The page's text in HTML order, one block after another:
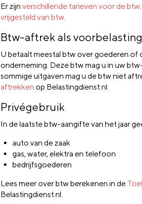
Er zijn verschillende tarieven voor de btw
vrijgesteld van btw.
Btw-aftrek als voorbelasting
U betaalt meestal btw over goederen of
onderneming. Deze btw mag u in uw
sommige uitgaven mag u de btw niet
aftrekken op Belastingdienst.nl.
Privégebruik
In de laatste btw-aangifte van het jaar
auto van de zaak
gas, water, elektra en telefoon
bedrijfsgoederen
Lees meer over btw berekenen in de
Belastingdienst.nl.